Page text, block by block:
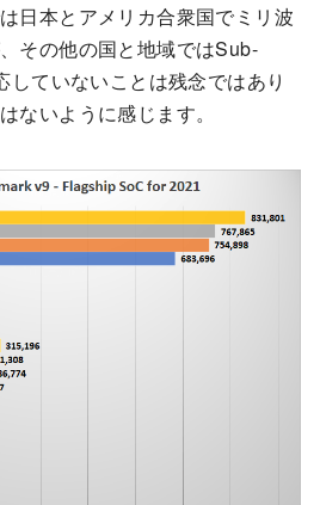
日本とアメリカ合衆国でミリ波
その他の国と地域ではSub-
ていないことは残念ではあり
ないように感じます。